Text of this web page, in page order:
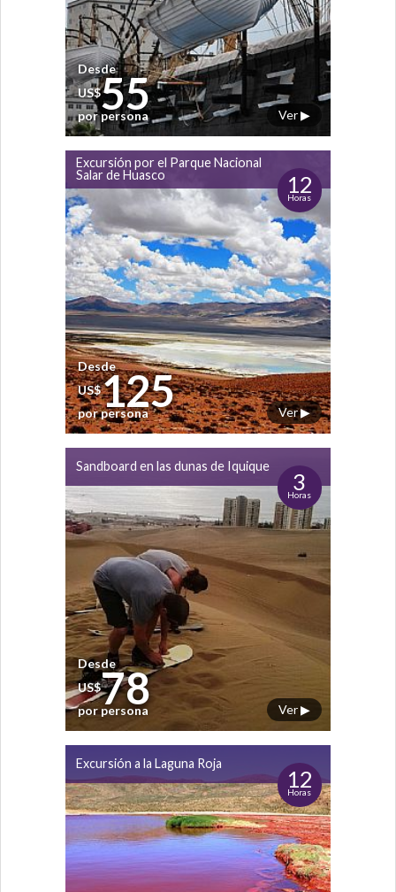
Ver ▶
Desde
US$55
por persona
Excursión por el Parque Nacional
Salar de Huasco
12
Horas
Ver ▶
Desde
US$125
por persona
Sandboard en las dunas de Iquique
3
Horas
Ver ▶
Desde
US$78
por persona
Excursión a la Laguna Roja
12
Horas